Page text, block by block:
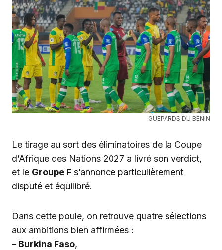
GUEPARDS DU BENIN
Le tirage au sort des éliminatoires de la Coupe
d’Afrique des Nations 2027 a livré son verdict,
et le Groupe F s’annonce particulièrement
disputé et équilibré.
Dans cette poule, on retrouve quatre sélections
aux ambitions bien affirmées :
– Burkina Faso,